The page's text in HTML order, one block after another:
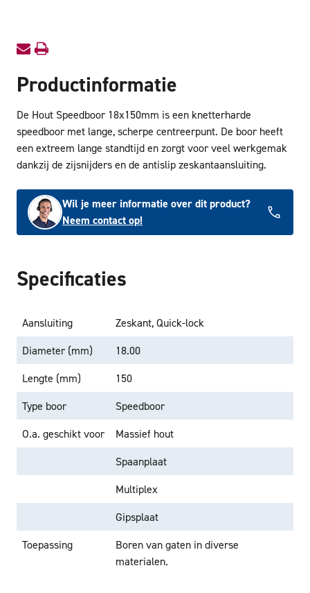
Productinformatie
De Hout Speedboor 18x150mm is een knetterharde
speedboor met lange, scherpe centreerpunt. De boor heeft
een extreem lange standtijd en zorgt voor veel werkgemak
dankzij de zijsnijders en de antislip zeskantaansluiting.
Wil je meer informatie over dit product?
Neem contact op!
Specificaties
Aansluiting
Zeskant, Quick-lock
Diameter (mm)
18.00
Lengte (mm)
150
Type boor
Speedboor
O.a. geschikt voor
Massief hout
Spaanplaat
Multiplex
Gipsplaat
Toepassing
Boren van gaten in diverse
materialen.